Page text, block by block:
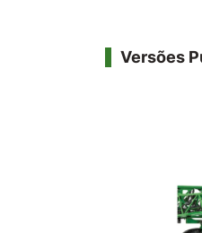
Versões